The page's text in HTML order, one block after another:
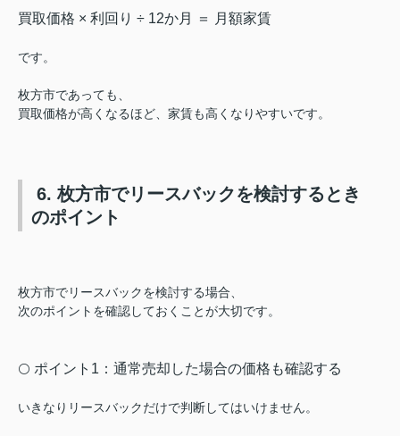
買取価格 × 利回り ÷ 12か月 ＝ 月額家賃
です。
枚方市であっても、
買取価格が高くなるほど、家賃も高くなりやすいです。
6. 枚方市でリースバックを検討するとき
のポイント
枚方市でリースバックを検討する場合、
次のポイントを確認しておくことが大切です。
⚪️ ポイント1：通常売却した場合の価格も確認する
いきなりリースバックだけで判断してはいけません。